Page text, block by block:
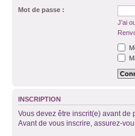
Mot de passe :
J’ai
INSCRIPTION
Vous devez être inscrit(e) avant de
Avant de vous inscrire, assurez-